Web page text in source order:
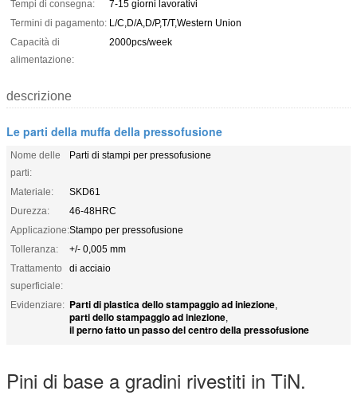
Tempi di consegna:
7-15 giorni lavorativi
Termini di pagamento: L/C,D/A,D/P,T/T,Western Union
Capacità di
alimentazione:
2000pcs/week
descrizione
Le parti della muffa della pressofusione
Nome delle
parti:
Parti di stampi per pressofusione
Materiale:
SKD61
Durezza:
46-48HRC
Applicazione:Stampo per pressofusione
Tolleranza:
+/- 0,005 mm
Trattamento
superficiale:
di acciaio
Evidenziare: Parti di plastica dello stampaggio ad iniezione,
parti dello stampaggio ad iniezione,
il perno fatto un passo del centro della pressofusione
Pini di base a gradini rivestiti in TiN.